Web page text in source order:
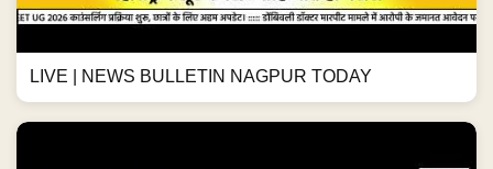
LIVE | NEWS BULLETIN NAGPUR TODAY